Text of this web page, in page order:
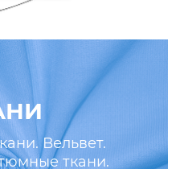
Вельвет.
ткани.